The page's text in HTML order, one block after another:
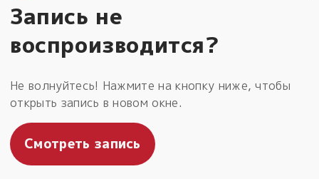
Запись не
воспроизводится?
Не волнуйтесь! Нажмите на кнопку ниже, чтобы
открыть запись в новом окне.
Смотреть запись